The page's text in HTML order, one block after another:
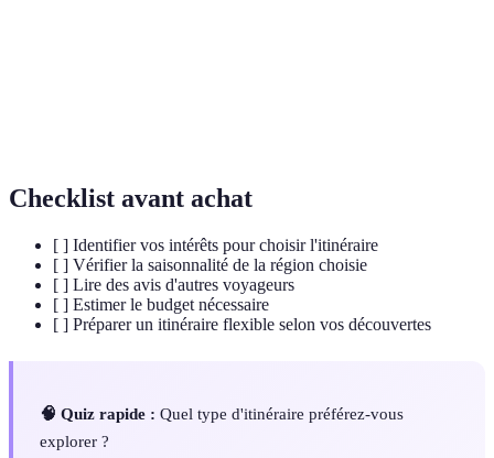
Checklist avant achat
[ ] Identifier vos intérêts pour choisir l'itinéraire
[ ] Vérifier la saisonnalité de la région choisie
[ ] Lire des avis d'autres voyageurs
[ ] Estimer le budget nécessaire
[ ] Préparer un itinéraire flexible selon vos découvertes
🧠 Quiz rapide : Quel type d'itinéraire préférez-vous
explorer ?